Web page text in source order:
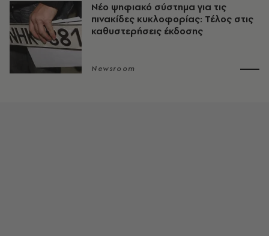
Νέο ψηφιακό σύστημα για τις
πινακίδες κυκλοφορίας: Τέλος στις
καθυστερήσεις έκδοσης
Newsroom